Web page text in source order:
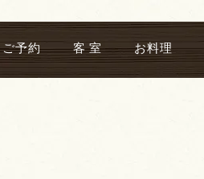
ご予約 客 室 お料理